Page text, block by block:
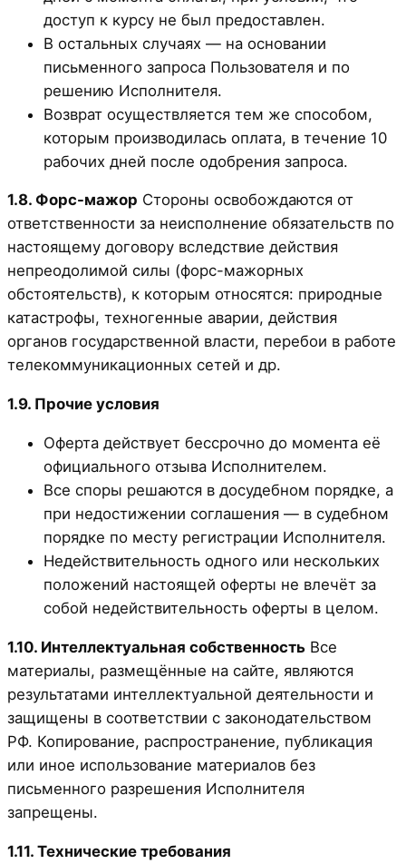
доступ к курсу не был предоставлен.
В остальных случаях — на основании
письменного запроса Пользователя и по
решению Исполнителя.
Возврат осуществляется тем же способом,
которым производилась оплата, в течение 10
рабочих дней после одобрения запроса.
1.8. Форс-мажор Стороны освобождаются от
ответственности за неисполнение обязательств по
настоящему договору вследствие действия
непреодолимой силы (форс-мажорных
обстоятельств), к которым относятся: природные
катастрофы, техногенные аварии, действия
органов государственной власти, перебои в работе
телекоммуникационных сетей и др.
1.9. Прочие условия
Оферта действует бессрочно до момента её
официального отзыва Исполнителем.
Все споры решаются в досудебном порядке, а
при недостижении соглашения — в судебном
порядке по месту регистрации Исполнителя.
Недействительность одного или нескольких
положений настоящей оферты не влечёт за
собой недействительность оферты в целом.
1.10. Интеллектуальная собственность Все
материалы, размещённые на сайте, являются
результатами интеллектуальной деятельности и
защищены в соответствии с законодательством
РФ. Копирование, распространение, публикация
или иное использование материалов без
письменного разрешения Исполнителя
запрещены.
1.11. Технические требования